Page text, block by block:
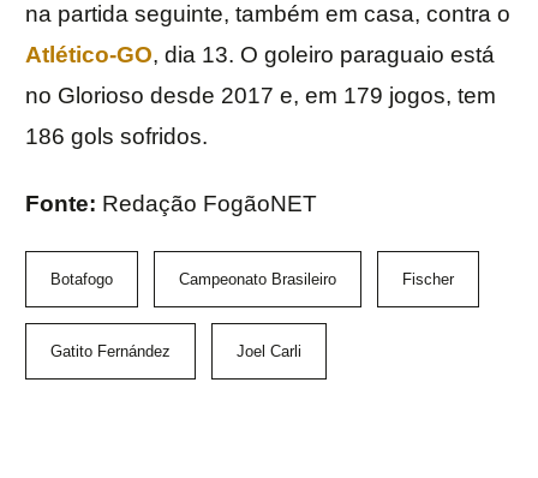
na partida seguinte, também em casa, contra o
Atlético-GO, dia 13. O goleiro paraguaio está
no Glorioso desde 2017 e, em 179 jogos, tem
186 gols sofridos.
Fonte: Redação FogãoNET
Botafogo Campeonato Brasileiro Fischer
Gatito Fernández Joel Carli